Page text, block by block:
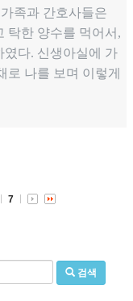
족과 간호사들은
탁한 양수를 먹어서,
였다. 신생아실에 가
로 나를 보며 이렇게
7
검색